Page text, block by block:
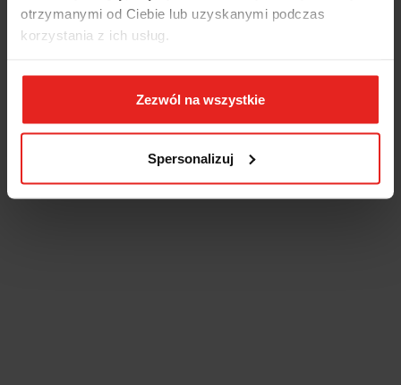
otrzymanymi od Ciebie lub uzyskanymi podczas
korzystania z ich usług.
Zezwól na wszystkie
Spersonalizuj